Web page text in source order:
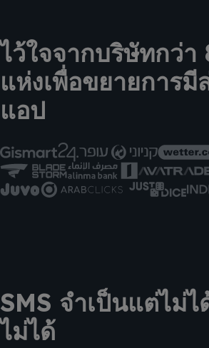
ไว้ใจจากบริษัทกว่
แห่งเพื่อขยายการมี
แอป
SMS จำเป็นแต่ไม่
ไม่ได้